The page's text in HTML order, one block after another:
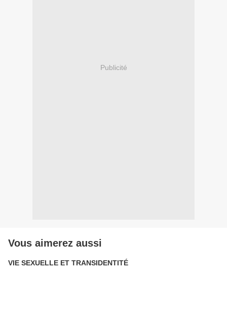
Publicité
Vous aimerez aussi
VIE SEXUELLE ET TRANSIDENTITÉ